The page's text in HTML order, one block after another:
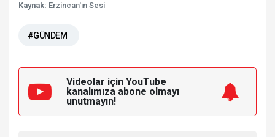
Kaynak: Erzincan'ın Sesi
#GÜNDEM
Videolar için YouTube
kanalımıza abone olmayı
unutmayın!